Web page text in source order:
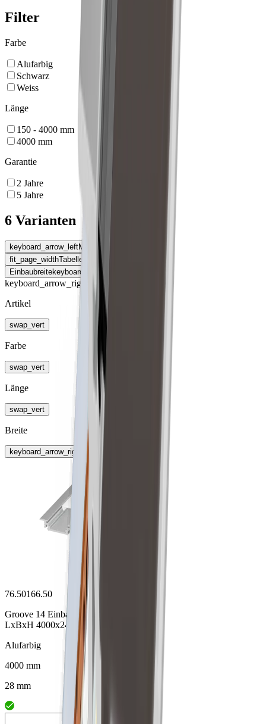
Filter
Farbe
Alufarbig
Schwarz
Weiss
Länge
150 - 4000 mm
4000 mm
Garantie
2 Jahre
5 Jahre
6 Varianten
keyboard_arrow_leftMontageart
fit_page_widthTabelle erweitern
Einbaubreitekeyboard_arrow_right
keyboard_arrow_right
Artikel
swap_vert
Farbe
swap_vert
Länge
swap_vert
Breite
keyboard_arrow_right
76.50166.50
Groove 14 Einbauprofil
LxBxH 4000x24x7mm
Alufarbig
4000 mm
28 mm